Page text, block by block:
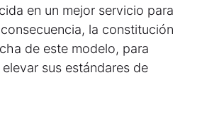
en un mejor servicio para
la constitución
de este modelo, para
sus estándares de